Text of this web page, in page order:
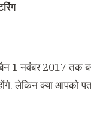
1 नवंबर 2017 तक
लेकिन क्या आपको